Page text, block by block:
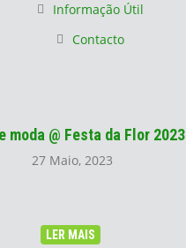
Informação Útil
Contacto
moda @ Festa da Flor 2023
27 Maio, 2023
LER MAIS